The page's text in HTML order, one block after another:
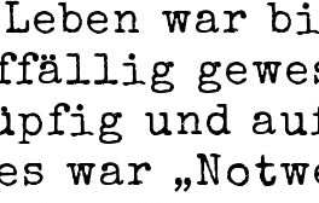
war
und
war